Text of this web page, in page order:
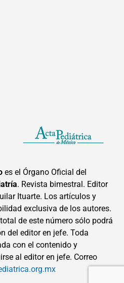
es el Órgano Oficial del
. Revista bimestral. Editor
Ituarte. Los artículos y
exclusiva de los autores.
de este número sólo podrá
del editor en jefe. Toda
con el contenido y
al editor en jefe. Correo